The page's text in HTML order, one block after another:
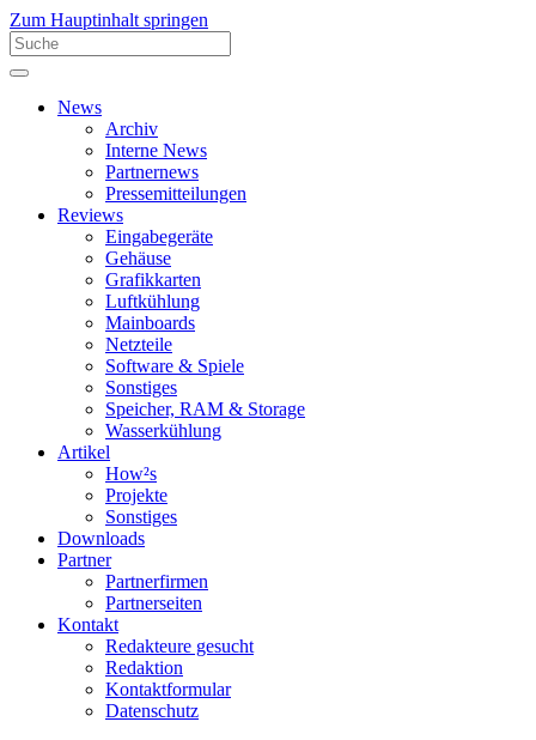
Zum Hauptinhalt springen
News
Archiv
Interne News
Partnernews
Pressemitteilungen
Reviews
Eingabegeräte
Gehäuse
Grafikkarten
Luftkühlung
Mainboards
Netzteile
Software & Spiele
Sonstiges
Speicher, RAM & Storage
Wasserkühlung
Artikel
How²s
Projekte
Sonstiges
Downloads
Partner
Partnerfirmen
Partnerseiten
Kontakt
Redakteure gesucht
Redaktion
Kontaktformular
Datenschutz